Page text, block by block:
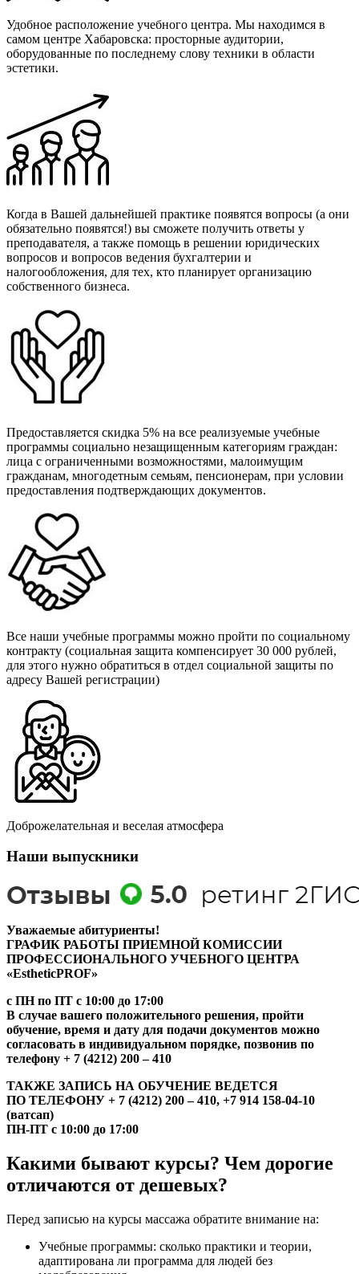
Удобное расположение учебного центра. Мы находимся в
самом центре Хабаровска: просторные аудитории,
оборудованные по последнему слову техники в области
эстетики.
Когда в Вашей дальнейшей практике появятся вопросы (а они
обязательно появятся!) вы сможете получить ответы у
преподавателя, а также помощь в решении юридических
вопросов и вопросов ведения бухгалтерии и
налогообложения, для тех, кто планирует организацию
собственного бизнеса.
Предоставляется скидка 5% на все реализуемые учебные
программы социально незащищенным категориям граждан:
лица с ограниченными возможностями, малоимущим
гражданам, многодетным семьям, пенсионерам, при условии
предоставления подтверждающих документов.
Все наши учебные программы можно пройти по социальному
контракту (социальная защита компенсирует 30 000 рублей,
для этого нужно обратиться в отдел социальной защиты по
адресу Вашей регистрации)
Доброжелательная и веселая атмосфера
Наши выпускники
Уважаемые абитуриенты!
ГРАФИК РАБОТЫ ПРИЕМНОЙ КОМИССИИ
ПРОФЕССИОНАЛЬНОГО УЧЕБНОГО ЦЕНТРА
«EstheticPROF»
с ПН по ПТ с 10:00 до 17:00
В случае вашего положительного решения, пройти
обучение, время и дату для подачи документов можно
согласовать в индивидуальном порядке, позвонив по
телефону + 7 (4212) 200 – 410
ТАКЖЕ ЗАПИСЬ НА ОБУЧЕНИЕ ВЕДЕТСЯ
ПО ТЕЛЕФОНУ + 7 (4212) 200 – 410, +7 914 158-04-10
(ватсап)
ПН-ПТ с 10:00 до 17:00
Какими бывают курсы? Чем дорогие
отличаются от дешевых?
Перед записью на курсы массажа обратите внимание на:
Учебные программы: сколько практики и теории,
адаптирована ли программа для людей без